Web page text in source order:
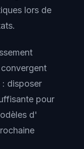
lors de
: disposer
pour
d'